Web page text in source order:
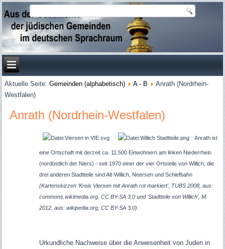
Aktuelle Seite:Gemeinden (alphabetisch) A - B
Anrath (Nordrhein-
Westfalen)
Anrath (Nordrhein-Westfalen)
Anrath ist
eine Ortschaft mit derzeit ca. 11.500 Einwohnern am linken Niederrhein
(nordöstlich der Niers) - seit 1970 einer der vier Ortsteile von Willich; die
drei anderen Stadtteile sind Alt-Willich, Neersen und Schiefbahn
(Kartenskizzen 'Kreis Viersen mit Anrath rot markiert', TUBS 2008, aus:
commons.wikimedia.org, CC BY-SA 3.0 und 'Stadtteile von Willich', M.
2012, aus: wikipedia.org, CC BY-SA 3.0).
Urkundliche Nachweise über die Anwesenheit von Juden in